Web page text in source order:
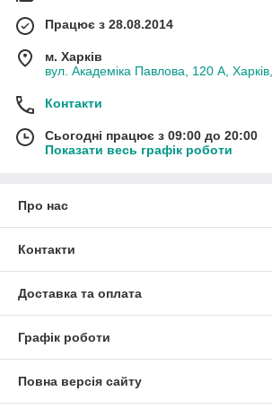
Працює з 28.08.2014
м. Харків
вул. Академіка Павлова, 120 А,
Контакти
Сьогодні працює з 09:00 до 20:00
Показати весь графік роботи
Про нас
Контакти
Доставка та оплата
Графік роботи
Повна версія сайту